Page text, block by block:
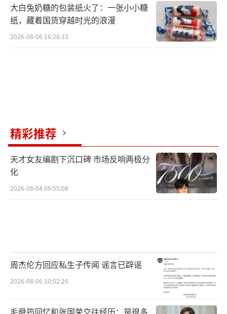
大白兔奶糖的包装纸火了：一张小小糖
纸，藏着国货穿越时光的浪漫
2026-08-06 16:28:33
精彩推荐
天才女友编剧下沉口碑 市场反响两极分
化
2026-08-04 09:55:08
周杰伦方回应私生子传闻 谣言已辟谣
2026-08-06 10:52:26